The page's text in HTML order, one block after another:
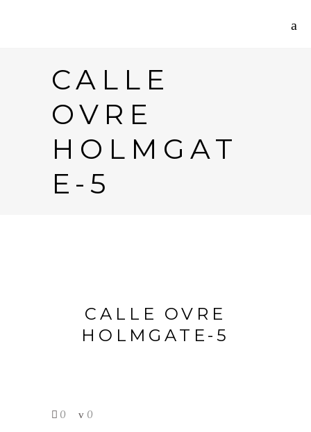
CALLE
OVRE
HOLMGAT
E-5
CALLE OVRE
HOLMGATE-5
0 0